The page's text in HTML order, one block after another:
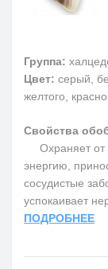
Группа:
Цвет: серый,
желтого,
Свойства
Охраняет от
энергию,
сосудистые
успокаивает
ПОДРОБНЕЕ